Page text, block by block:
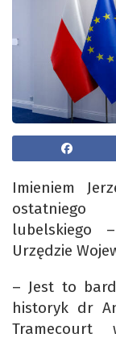
Imieniem
ostatniego
lubelskiego
Urzędzie
– Jest to
historyk dr
Tramecourt